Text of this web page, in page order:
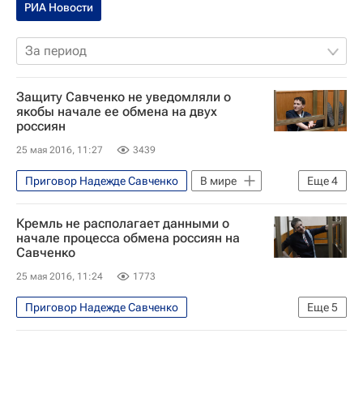
РИА Новости
За период
Защиту Савченко не уведомляли о
якобы начале ее обмена на двух
россиян
25 мая 2016, 11:27 3439
Еще4
Приговор Надежде Савченко
В мире
Украина
Николай Полозов
Надежда Савченко
Россия
Кремль не располагает данными о
начале процесса обмена россиян на
Савченко
25 мая 2016, 11:24 1773
Еще5
Приговор Надежде Савченко
Происшествия
Украина